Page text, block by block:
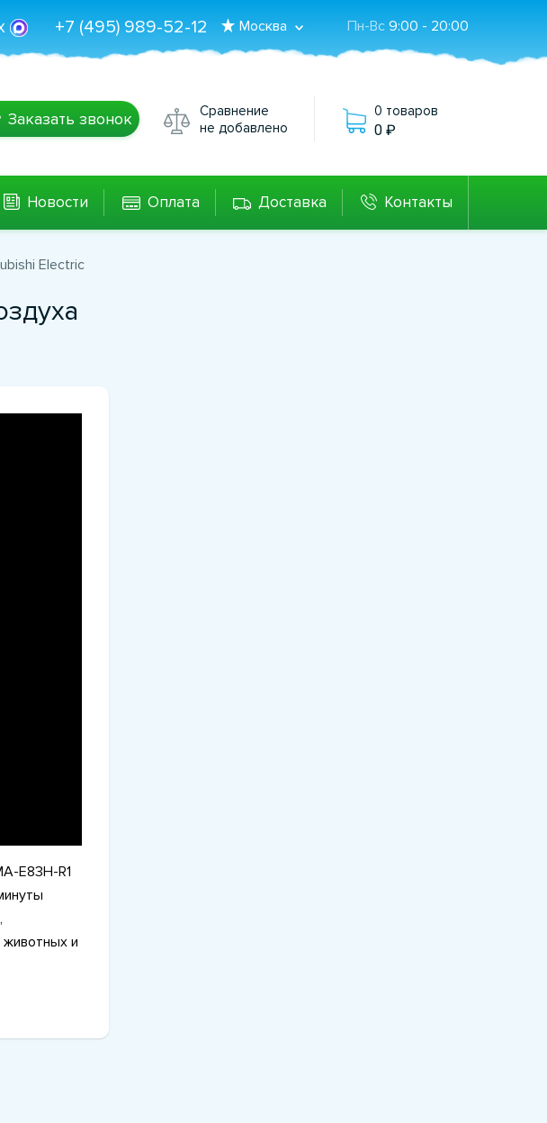
Пн-Вс 9:00 - 20:00
Москва
+7 (495) 989-52-12
Заказать звонок
Сравнение
не добавлено
0 товаров
0
Новости Оплата Доставка Контакты
Electric
E83H-R1
и